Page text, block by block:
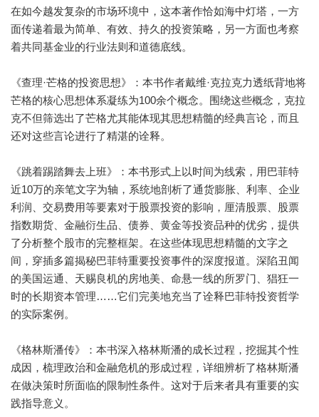
在如今越发复杂的市场环境中，这本著作恰如海中灯塔，一方
面传递着最为简单、有效、持久的投资策略，另一方面也考察
着共同基金业的行业法则和道德底线。
《查理·芒格的投资思想》：本书作者戴维·克拉克力透纸背地将
芒格的核心思想体系凝练为100余个概念。围绕这些概念，克拉
克不但筛选出了芒格尤其能体现其思想精髓的经典言论，而且
还对这些言论进行了精湛的诠释。
《跳着踢踏舞去上班》：本书形式上以时间为线索，用巴菲特
近10万的亲笔文字为轴，系统地剖析了通货膨胀、利率、企业
利润、交易费用等要素对于股票投资的影响，厘清股票、股票
指数期货、金融衍生品、债券、黄金等投资品种的优劣，提供
了分析整个股市的完整框架。在这些体现思想精髓的文字之
间，穿插多篇揭秘巴菲特重要投资事件的深度报道。深陷丑闻
的美国运通、天赐良机的房地美、命悬一线的所罗门、猖狂一
时的长期资本管理……它们完美地充当了诠释巴菲特投资哲学
的实际案例。
《格林斯潘传》：本书深入格林斯潘的成长过程，挖掘其个性
成因，梳理政治和金融危机的形成过程，详细辨析了格林斯潘
在做决策时所面临的限制性条件。这对于后来者具有重要的实
践指导意义。